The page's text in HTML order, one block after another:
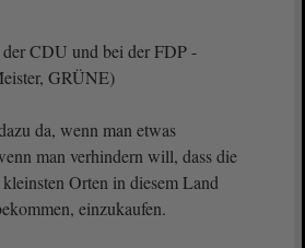
CDU und bei der FDP -
GRÜNE)
da, wenn man etwas
man verhindern will, dass die
Orten in diesem Land
einzukaufen.